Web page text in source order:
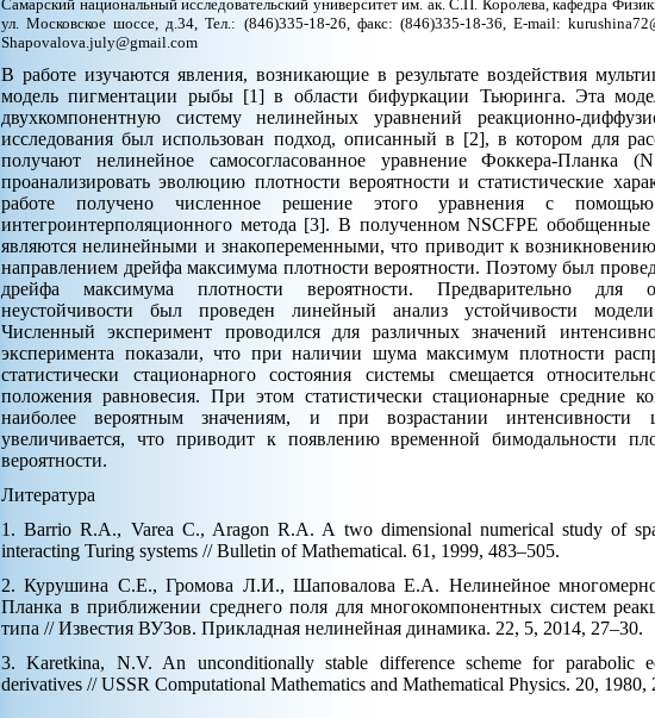
Самарский национальный исследовательский университет им. ак. С.П. Королева, кафедра
ул. Московское шоссе, д.34, Тел.: (846)335-18-26, факс: (846)335-18-36, E-mail:
Shapovalova.july@gmail.com
В работе изучаются явления, возникающие в результате воздействия
модель пигментации рыбы [1] в области бифуркации Тьюринга. Эта
двухкомпонентную систему нелинейных уравнений реакционно-
исследования был использован подход, описанный в [2], в котором для
получают нелинейное самосогласованное уравнение Фоккера-Планка
проанализировать эволюцию плотности вероятности и статистические
работе получено численное решение этого уравнения с помощью
интегроинтерполяционного метода [3]. В полученном NSCFPE
являются нелинейными и знакопеременными, что приводит к
направлением дрейфа максимума плотности вероятности. Поэтому был
дрейфа максимума плотности вероятности. Предварительно для
неустойчивости был проведен линейный анализ устойчивости
Численный эксперимент проводился для различных значений
эксперимента показали, что при наличии шума максимум плотности
статистически стационарного состояния системы смещается
положения равновесия. При этом статистически стационарные средние
наиболее вероятным значениям, и при возрастании интенсивности
увеличивается, что приводит к появлению временной бимодальности
вероятности.
Литература
1. Barrio R.A., Varea C., Aragon R.A. A two dimensional numerical study of
interacting Turing systems // Bulletin of Mathematical. 61, 1999, 483–505.
2. Курушина С.Е., Громова Л.И., Шаповалова Е.А. Нелинейное
Планка в приближении среднего поля для многокомпонентных систем
типа // Известия ВУЗов. Прикладная нелинейная динамика. 22, 5, 2014, 27–30.
3. Karetkina, N.V. An unconditionally stable difference scheme for parabolic
derivatives // USSR Computational Mathematics and Mathematical Physics. 20, 1980,